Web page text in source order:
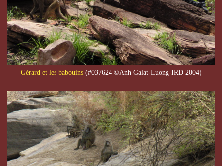
Gérard et les babouins (#037624 ©Anh Galat-Luong-IRD 2004)